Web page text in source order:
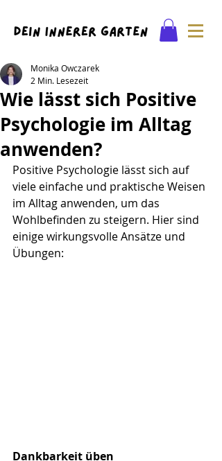
Wie lässt sich Positive
Psychologie im Alltag
anwenden?
Monika Owczarek
2 Min. Lesezeit
Positive Psychologie lässt sich auf
viele einfache und praktische Weisen
im Alltag anwenden, um das
Wohlbefinden zu steigern. Hier sind
einige wirkungsvolle Ansätze und
Übungen:
Dankbarkeit üben